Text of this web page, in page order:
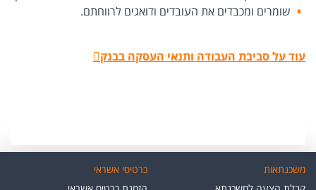
שומרים ומכבדים את העובדים ודואגים לרווחתם.
עוד על סביבת העבודה ותנאי העסקה בבנק
משכנתאות
כרטיסי אשראי